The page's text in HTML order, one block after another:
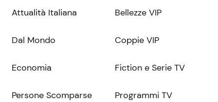
Attualità Italiana
Dal Mondo
Economia
Persone Scomparse
Bellezze VIP
Coppie VIP
Fiction e Serie TV
Programmi TV